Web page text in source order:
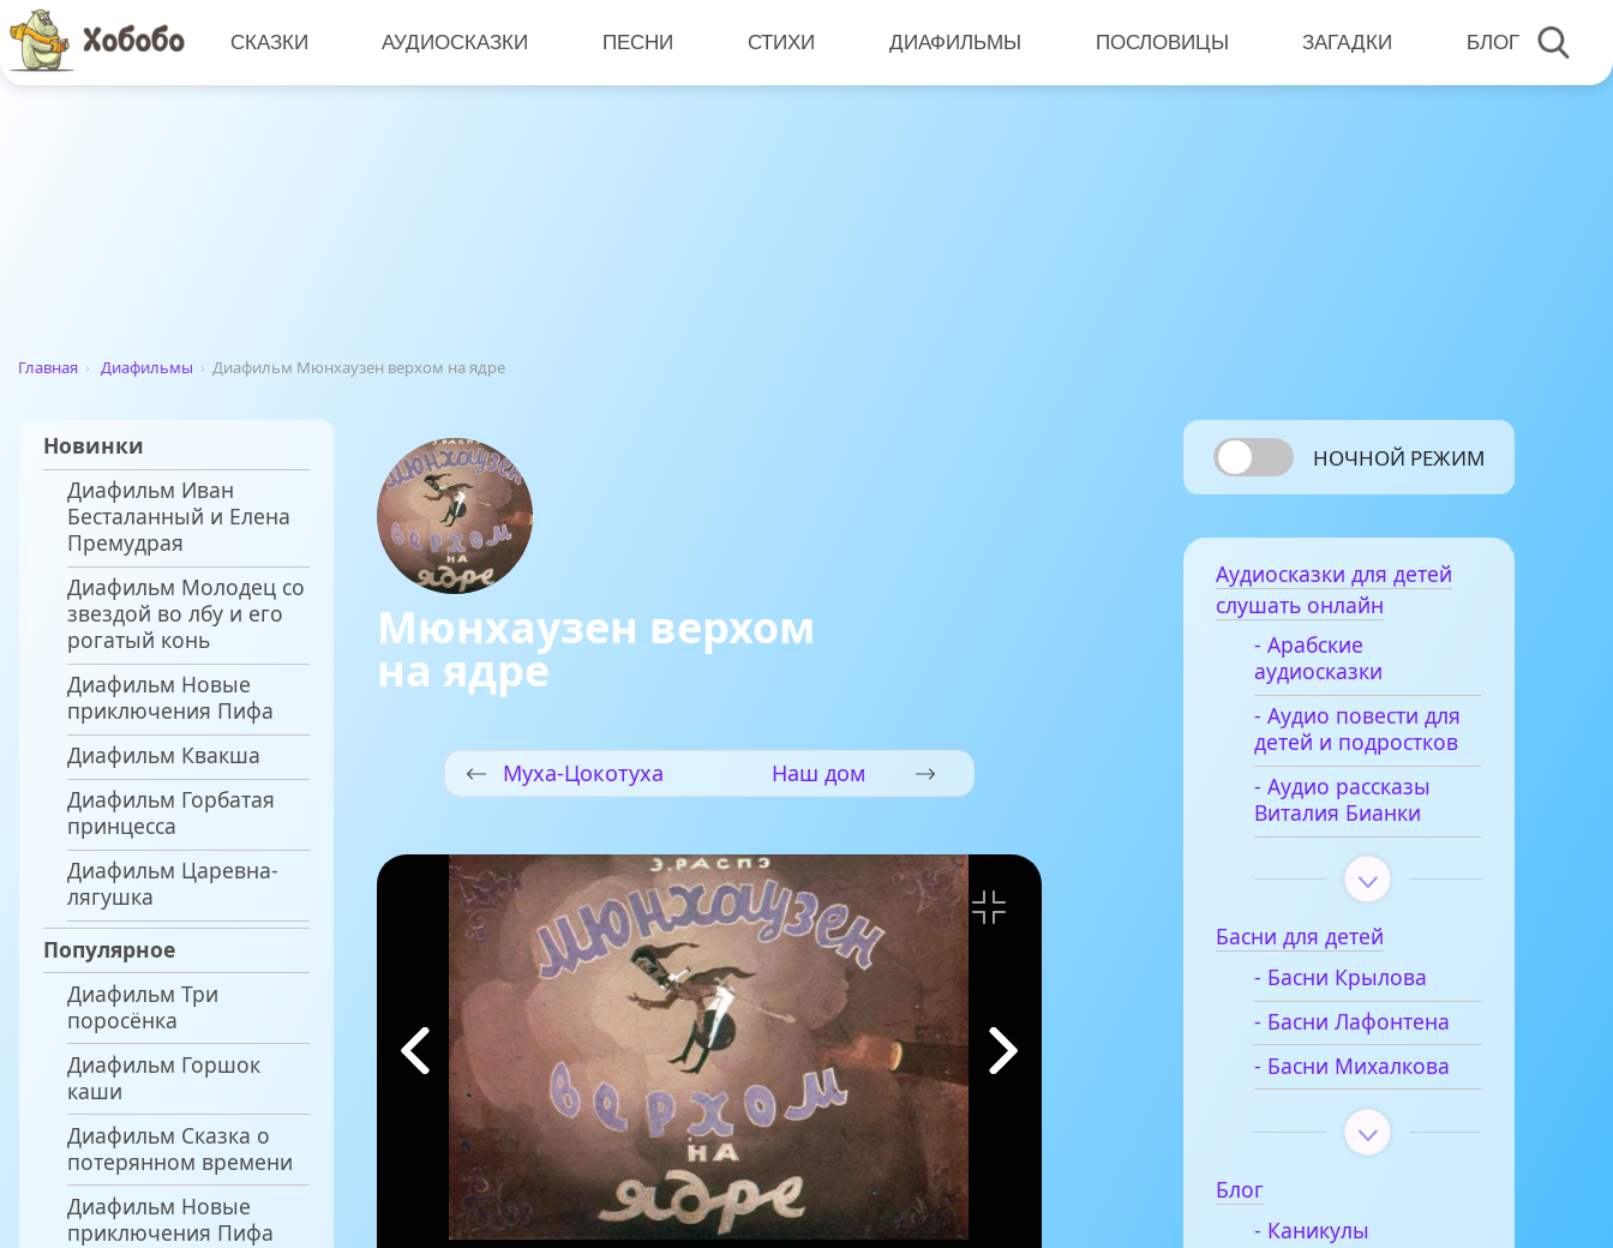
СКАЗКИ АУДИОСКАЗКИ ПЕСНИ СТИХИ ДИАФИЛЬМЫ ПОСЛОВИЦЫ ЗАГАДКИ БЛОГ
Главная › Диафильмы › Диафильм Мюнхаузен верхом на ядре
Новинки
Диафильм Иван
Бесталанный и Елена
Премудрая
Диафильм Молодец со
звездой во лбу и его
рогатый конь
Диафильм Новые
приключения Пифа
Диафильм Квакша
Диафильм Горбатая
принцесса
Диафильм Царевна-
лягушка
Популярное
Диафильм Три
поросёнка
Диафильм Горшок
каши
Диафильм Сказка о
потерянном времени
Диафильм Новые
приключения Пифа
Мюнхаузен верхом
на ядре
Муха-Цокотуха Наш дом
НОЧНОЙ РЕЖИМ
Аудиосказки для детей
слушать онлайн
- Арабские
аудиосказки
- Аудио повести для
детей и подростков
- Аудио рассказы
Виталия Бианки
Басни для детей
- Басни Крылова
- Басни Лафонтена
- Басни Михалкова
Блог
- Каникулы